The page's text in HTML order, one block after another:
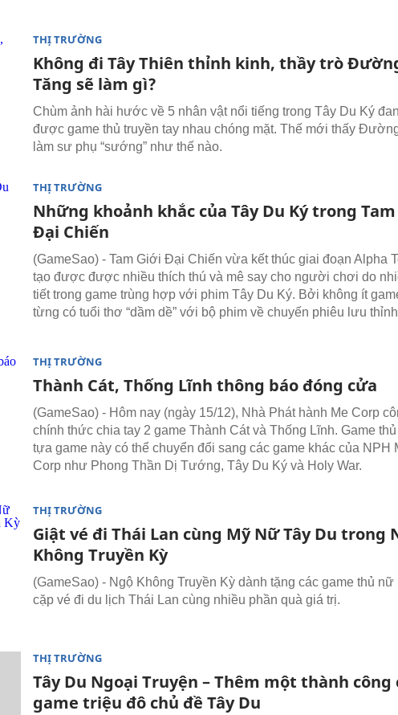
THỊ TRƯỜNG
Không đi Tây Thiên thỉnh kinh, thầy trò
Tăng sẽ làm gì?
Chùm ảnh hài hước về 5 nhân vật nổi tiếng trong Tây Du Ký
được game thủ truyền tay nhau chóng mặt. Thế mới thấy
làm sư phụ “sướng” như thế nào.
THỊ TRƯỜNG
Những khoảnh khắc của Tây Du Ký trong
Đại Chiến
(GameSao) - Tam Giới Đại Chiến vừa kết thúc giai đoạn Alpha
tạo được được nhiều thích thú và mê say cho người chơi do
tiết trong game trùng hợp với phim Tây Du Ký. Bởi không ít
từng có tuổi thơ “dầm dề” với bộ phim về chuyến phiêu lưu
THỊ TRƯỜNG
Thành Cát, Thống Lĩnh thông báo đóng cửa
(GameSao) - Hôm nay (ngày 15/12), Nhà Phát hành Me Corp
chính thức chia tay 2 game Thành Cát và Thống Lĩnh. Game
tựa game này có thể chuyển đổi sang các game khác của NPH
Corp như Phong Thần Dị Tướng, Tây Du Ký và Holy War.
THỊ TRƯỜNG
Giật vé đi Thái Lan cùng Mỹ Nữ Tây Du trong
Không Truyền Kỳ
(GameSao) - Ngộ Không Truyền Kỳ dành tặng các game thủ nữ
cặp vé đi du lịch Thái Lan cùng nhiều phần quà giá trị.
THỊ TRƯỜNG
Tây Du Ngoại Truyện – Thêm một thành công
game triệu đô chủ đề Tây Du